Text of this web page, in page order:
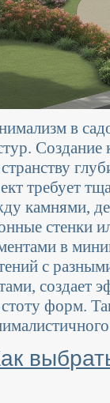
в
требует
камнями,
стенки
в
с
создает
форм.